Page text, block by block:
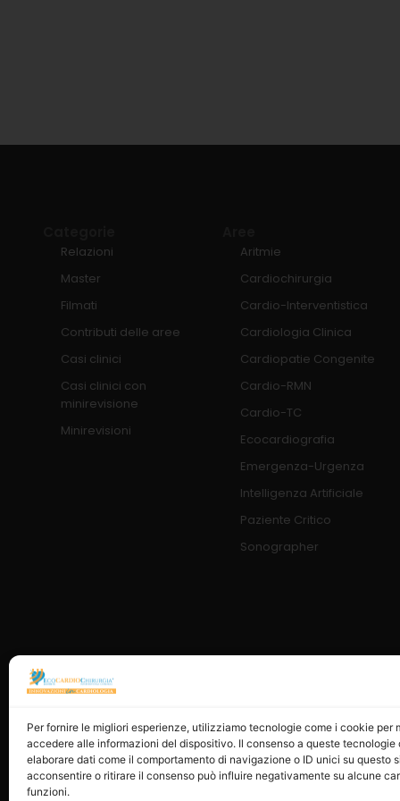
Per fornire le migliori esperienze, utilizziamo tecnologie come i cookie per
accedere alle informazioni del dispositivo. Il consenso a queste tecnologie
elaborare dati come il comportamento di navigazione o ID unici su questo
acconsentire o ritirare il consenso può influire negativamente su alcune
funzioni.
Relazioni
Master
Filmati
Contributi delle aree
Casi clinici
Casi clinici con
minirevisione
Minirevisioni
Aritmie
Cardiochirurgia
Cardio-Interventistica
Cardiologia Clinica
Cardiopatie Congenite
Cardio-RMN
Cardio-TC
Ecocardiografia
Emergenza-Urgenza
Intelligenza Artificiale
Paziente Critico
Sonographer